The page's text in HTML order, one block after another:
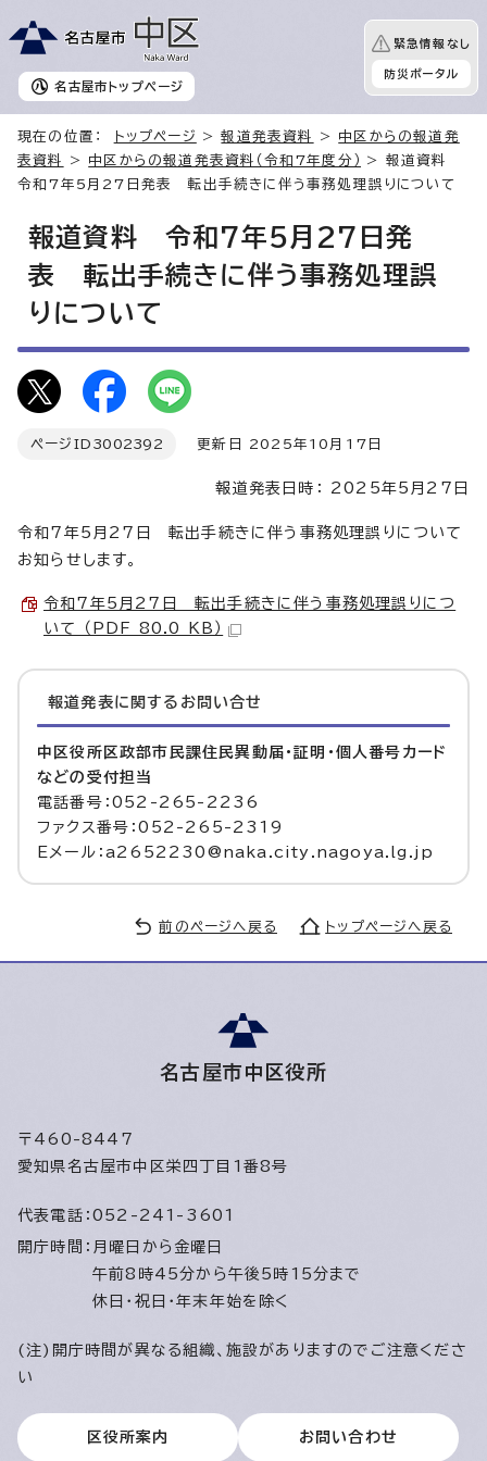
名古屋市 トップページ
緊急情報なし
防災ポータル
現在の位置： トップページ >報道発表資料 > 中区からの報道発
表資料
> 中区からの報道発表資料（令和7年度分）
> 報道資料
令和7年5月27日発表 転出手続きに伴う事務処理誤りについて
報道資料 令和7年5月27日発
表 転出手続きに伴う事務処理誤
りについて
ページID 3002392 更新日 2025年10月17日
報道発表日時： 2025年5月27日
令和7年5月27日 転出手続きに伴う事務処理誤りについて
お知らせします。
令和7年5月27日 転出手続きに伴う事務処理誤りにつ
いて （PDF 80.0 KB）
報道発表に関するお問い合せ
中区役所区政部市民課住民異動届・証明・個人番号カード
などの受付担当
電話番号：052-265-2236
ファクス番号：052-265-2319
Eメール：a2652230@naka.city.nagoya.lg.jp
前のページへ戻る トップページへ戻る
名古屋市中区役所
〒460-8447
愛知県名古屋市中区栄四丁目1番8号
代表電話： 052-241-3601
開庁時間： 月曜日から金曜日
午前8時45分から午後5時15分まで
休日・祝日・年末年始を除く
(注)開庁時間が異なる組織、施設がありますのでご注意くださ
い
区役所案内 お問い合わせ